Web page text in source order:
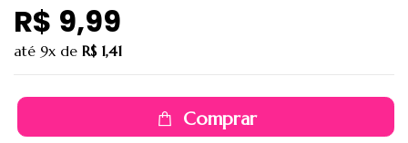
R$ 9,99
até 9x de R$ 1,41
Comprar